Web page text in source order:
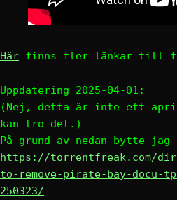
Här finns fler länkar till
Uppdatering 2025-04-01:
(Nej, detta är inte ett
kan tro det.)
På grund av nedan bytte jag
https://torrentfreak.com/
to-remove-pirate-bay-docu-
250323/